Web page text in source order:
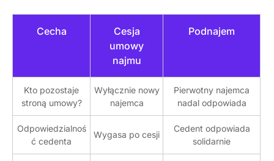
Cecha
Cesja
umowy
najmu
Podnajem
Kto pozostaje
stroną umowy?
Wyłącznie nowy
najemca
Pierwotny najemca
nadal odpowiada
Odpowiedzialnoś
ć cedenta
Wygasa po cesji
Cedent odpowiada
solidarnie